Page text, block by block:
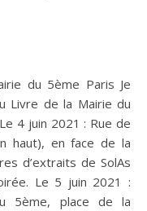
Livre de la Mairie du
4 juin 2021 : Rue de
haut), en face de la
d’extraits de SolAs
Le 5 juin 2021 :
5ème, place de la